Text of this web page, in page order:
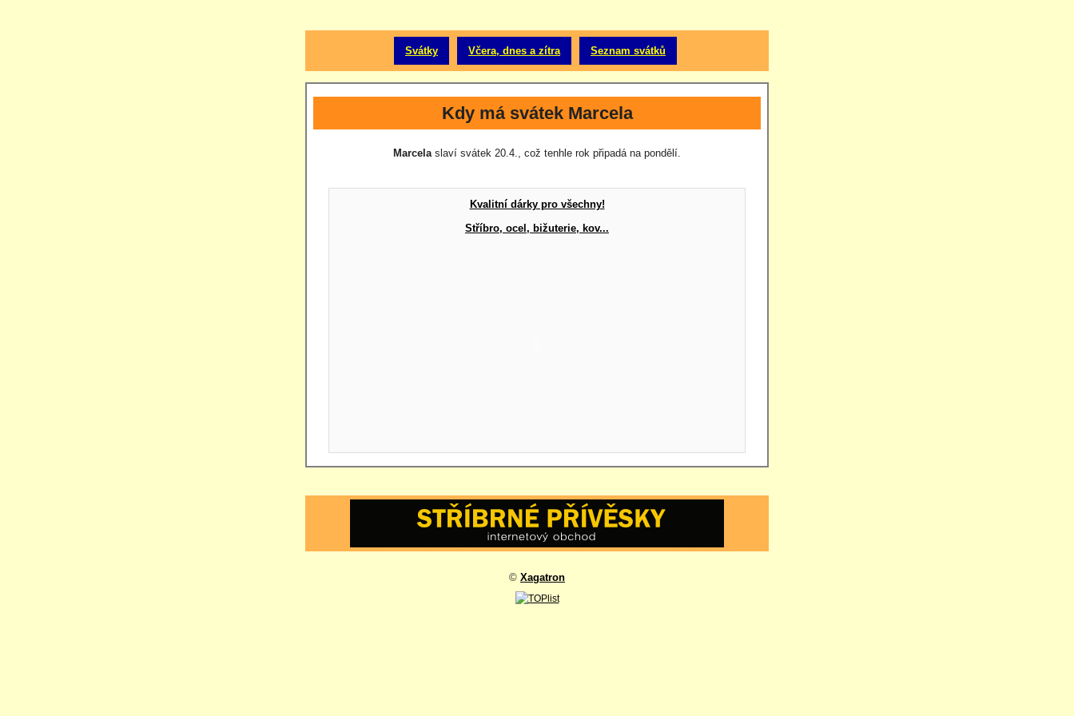
Svátky Včera, dnes a zítra Seznam svátků
Kdy má svátek Marcela
Marcelaslaví svátek 20.4., což tenhle rok připadá na pondělí.
Kvalitní dárky pro všechny!
Stříbro, ocel, bižuterie, kov...
© Xagatron